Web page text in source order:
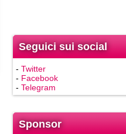
Seguici sui social
- Twitter
- Facebook
- Telegram
Sponsor